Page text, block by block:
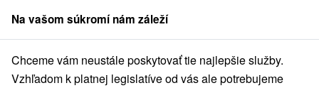
člen skupinySorger
Priváty Stredné Slovensko Žilinský kraj Žiar
Na vašom súkromí nám záleží
Chceme vám neustále poskytovať tie najlepšie služby.
Vzhľadom k platnej legislatíve od vás ale potrebujeme